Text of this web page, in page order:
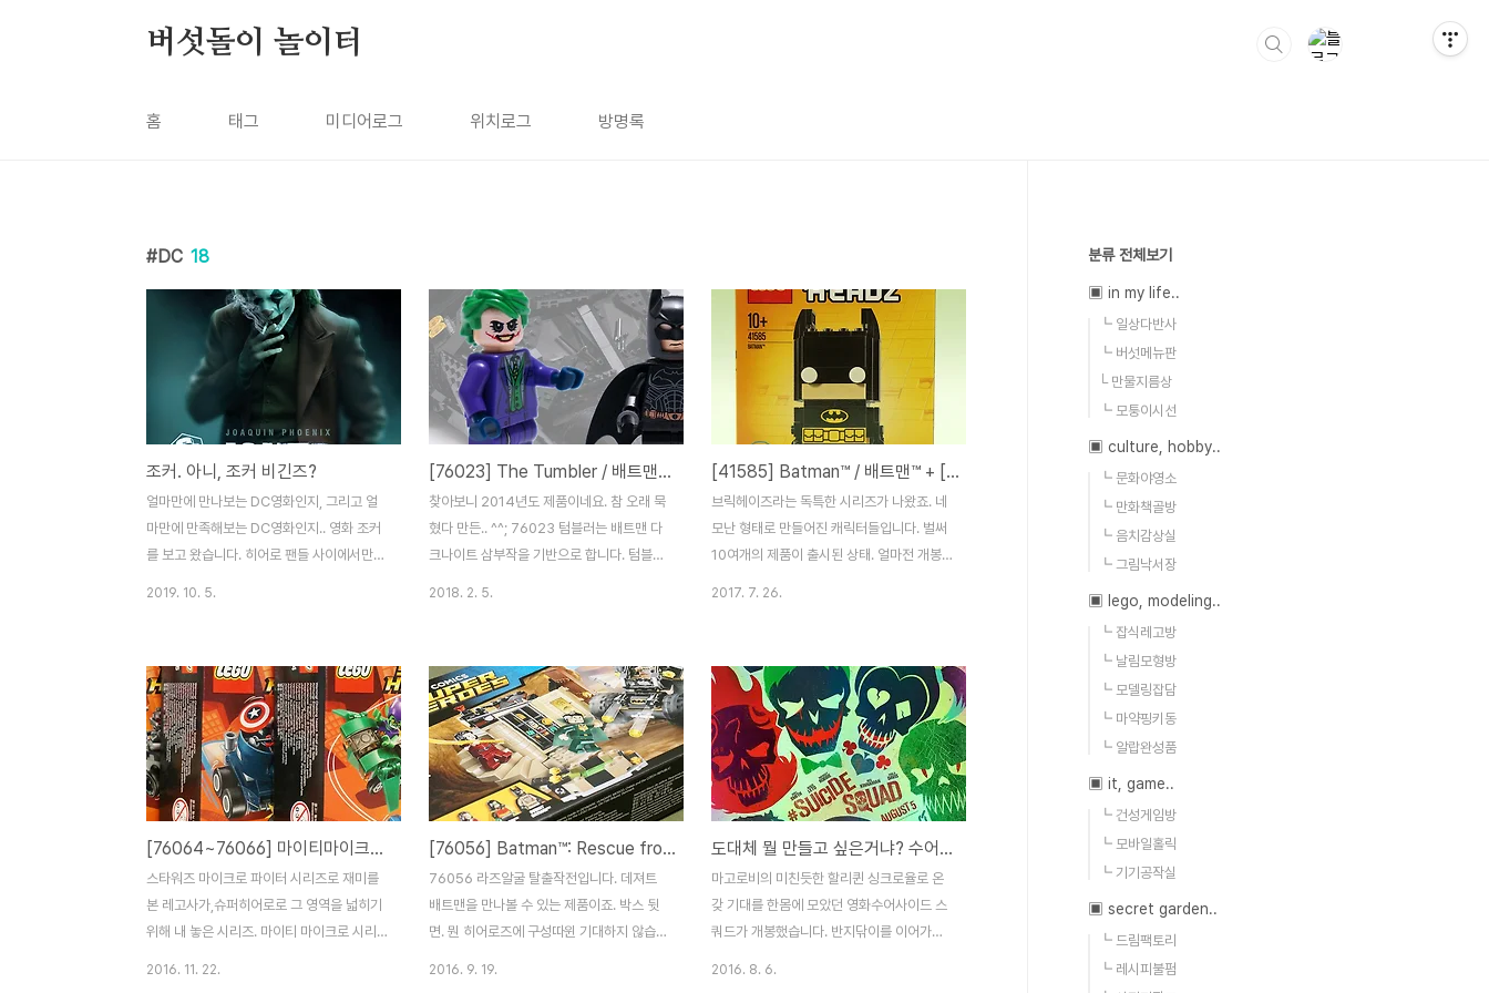
버섯돌이 놀이터
홈 태그 미디어로그 위치로그 방명록
DC 18
조커. 아니, 조커 비긴즈?
얼마만에 만나보는 DC영화인지, 그리고 얼
마만에 만족해보는 DC영화인지.. 영화 조커
를 보고 왔습니다. 히어로 팬들 사이에서만
고 있죠. 호아킨 피닉스의 조커는.. 한마디로
표현하자면 조커 비긴즈. 조커가 조커가 되어
가는 과정을 그리는 영화입니다. 근데 이게
액션이나 히어로물이 아니라 드라마(약간의
스릴러?)에 가깝다는게 독특합니다. 네. 결코
빵빵 터지는 액션 히어로물을 기대하면 안되
요. (그건 아쿠아맨을 보세요 ㅋ) 한 캐릭터의
드라마를 보여주는 영화입니다. 우리는 히어
로의 탄생을 많이 봐 왔습니다. 슈퍼맨, 배트
맨, 스파이더맨 ..
2019. 10. 5.
[76023] The Tumbler / 배트맨™ 텀블러
찾아보니 2014년도 제품이네요. 참 오래 묵
혔다 만든.. ^^; 76023 텀블러는 배트맨 다
크나이트 삼부작을 기반으로 합니다. 텀블러
큰 편입니다. 차량 자체도 크다보니 어쩔 수
없겠죠. 기존 제품은 물론, 이후 제품에서도
만나볼 수 없는 새로운 토르소의 배트맨과 조
커를 만날 수 있는 유일한 제품이기도 합니
다. 브릭 봉다리는 11번까지. 거대한 타이어
와 명패가 포함되어 있습니다. 타이어는 두종
류인데, 앞바퀴에 쓰이는 조금 더 동그란 타
이어가 이 제품에 처음 들어갔었죠. 스티커는
대부분 계기판입니다. 인스는 총 5권. 다른
대형 제품들..
2018. 2. 5.
[41585] Batman™ / 배트맨™ + [41588] The Joker™ / 조커™
브릭헤이즈라는 독특한 시리즈가 나왔죠. 네
모난 형태로 만들어진 캐릭터들입니다. 벌써
10여개의 제품이 출시된 상태. 얼마전 개봉
은 소소하죠. 쌓아올리는 방식은 이 시리즈
전 제품이 동일합니다. 장점은 모든 브릭이
프린팅이라는 것. 대강 얼굴이 나오죠? 다리
는 매우 간단합니다. 숏다리~ 망토까지 달아
주면 완성입니다. 구조가 간단하기 때문에 금
방 만들수 있습니다. 브릭헤이즈 시리즈에서
아쉬운게 바로 이 받침인데요. 각각의 캐릭터
를 살린 프린팅이 들어갔으면 어떨까 하는 아
쉬움이 남습니다. 시리즈 1을 표기한 것 같은
데.. 현재 나온 모든 제품의..
2017. 7. 26.
[76064~76066] 마이티마이크로 시리즈
스타워즈 마이크로 파이터 시리즈로 재미를
본 레고사가,슈퍼히어로로 그 영역을 넓히기
위해 내 놓은 시리즈. 마이티 마이크로 시리
2016. 11. 22.
[76056] Batman™: Rescue from Ra's al Ghul™ / 배트맨™ - 라스 알 굴™ 탈출작전
76056 라즈알굴 탈출작전입니다. 데져트
배트맨을 만나볼 수 있는 제품이죠. 박스 뒷
면. 뭔 히어로즈에 구성따윈 기대하지 않습니
2016. 9. 19.
도대체 뭘 만들고 싶은거냐? 수어사이드 스쿼드 (Suicide Squad, 2016)
마고로비의 미친듯한 할리퀸 싱크로율로 온
갖 기대를 한몸에 모았던 영화수어사이드 스
쿼드가 개봉했습니다. 반지닦이를 이어가는
2016. 8. 6.
분류 전체보기
▣ in my life..
┗ 일상다반사
┗ 버섯메뉴판
└ 만물지름상
┗ 모퉁이시선
▣ culture, hobby..
┗ 문화야영소
┗ 만화책골방
┗ 음치감상실
┗ 그림낙서장
▣ lego, modeling..
┗ 잡식레고방
┗ 날림모형방
┗ 모델링잡담
┗ 마약핑키동
┗ 알랍완성품
▣ it, game..
┗ 건성게임방
┗ 모바일홀릭
┗ 기기공작실
▣ secret garden..
┗ 드림팩토리
┗ 레시피불펌